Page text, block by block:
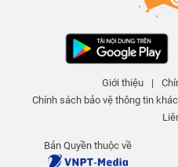
Giới thiệu |
Chính sách bảo vệ thông tin
Bản Quyền thuộc về